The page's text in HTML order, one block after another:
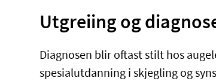
Utgreiing og
Diagnosen blir oftast stilt hos
spesialutdanning i skjegling og